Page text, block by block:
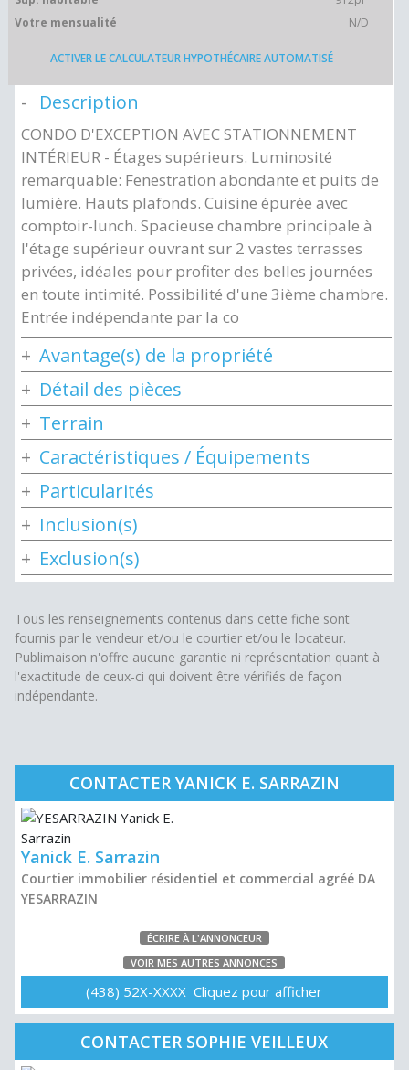
Votre mensualité N/D
ACTIVER LE CALCULATEUR HYPOTHÉCAIRE AUTOMATISÉ
Description
CONDO D'EXCEPTION AVEC STATIONNEMENT
INTÉRIEUR - Étages supérieurs. Luminosité
remarquable: Fenestration abondante et puits de
lumière. Hauts plafonds. Cuisine épurée avec
comptoir-lunch. Spacieuse chambre principale à
l'étage supérieur ouvrant sur 2 vastes terrasses
privées, idéales pour profiter des belles journées
en toute intimité. Possibilité d'une 3ième chambre.
Entrée indépendante par la co
Avantage(s) de la propriété
Détail des pièces
Terrain
Caractéristiques / Équipements
Particularités
Inclusion(s)
Exclusion(s)
Tous les renseignements contenus dans cette fiche sont
fournis par le vendeur et/ou le courtier et/ou le locateur.
Publimaison n'offre aucune garantie ni représentation quant à
l'exactitude de ceux-ci qui doivent être vérifiés de façon
indépendante.
CONTACTER YANICK E. SARRAZIN
Yanick E. Sarrazin
Courtier immobilier résidentiel et commercial agréé DA
YESARRAZIN
ÉCRIRE À L'ANNONCEUR
VOIR MES AUTRES ANNONCES
(438) 52X-XXXX Cliquez pour afficher
CONTACTER SOPHIE VEILLEUX